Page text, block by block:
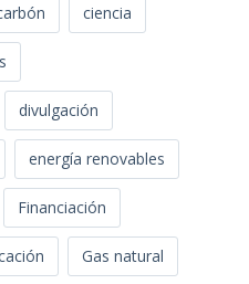
ciencia
divulgación
energía renovables
Financiación
Gas natural